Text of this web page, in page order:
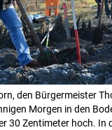
den Bürgermeister
Morgen in den
30 Zentimeter hoch. In